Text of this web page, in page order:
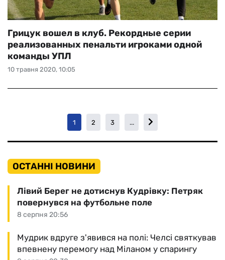
10 травня 2020, 10:05
Грицук вошел в клуб. Рекордные серии
реализованных пенальти игроками одной
команды УПЛ
1 2 3 ...
ОСТАННІ НОВИНИ
8 серпня 20:56
Лівий Берег не дотиснув Кудрівку: Петряк
повернувся на футбольне поле
Мудрик вдруге з'явився на полі: Челсі святкував
впевнену перемогу над Міланом у спарингу